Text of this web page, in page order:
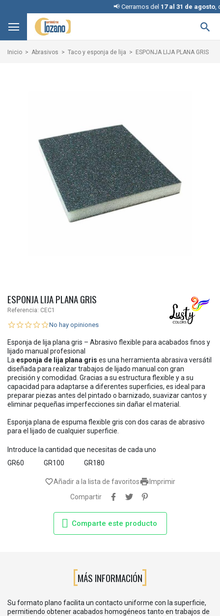
📢 Cerramos del17 al 31 de agosto,

Inicio Abrasivos Taco y esponja de lija ESPONJA LIJA PLANA GRIS
ESPONJA LIJA PLANA GRIS
Referencia: CEC1
No hay opiniones
Esponja de lija plana gris – Abrasivo flexible para acabados finos y
lijado manual profesional
La esponja de lija plana gris es una herramienta abrasiva versátil
diseñada para realizar trabajos de lijado manual con gran
precisión y comodidad. Gracias a su estructura flexible y a su
capacidad para adaptarse a diferentes superficies, es ideal para
preparar piezas antes del pintado o barnizado, suavizar cantos y
eliminar pequeñas imperfecciones sin dañar el material.
Esponja plana de espuma flexible gris con dos caras de abrasivo
para el lijado de cualquier superficie.
Introduce la cantidad que necesitas de cada uno
GR60
GR100 GR180
 Imprimir
favorite_borderAñadir a la lista de favoritos
Compartir
Comparte este producto
MÁS INFORMACIÓN
Su formato plano facilita un contacto uniforme con la superficie,
permitiendo obtener acabados homogéneos tanto en trabajos de